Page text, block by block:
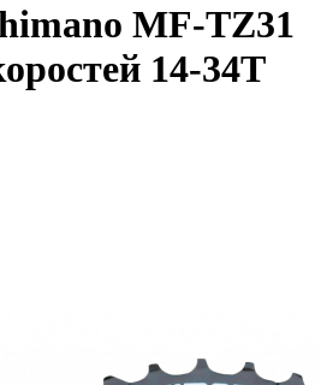
MF-TZ31
14-34Т